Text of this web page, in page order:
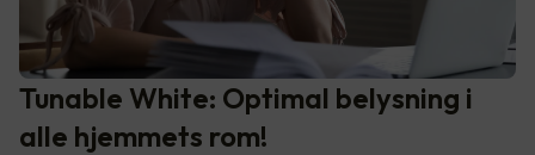
Tunable White: Optimal belysning i
alle hjemmets rom!